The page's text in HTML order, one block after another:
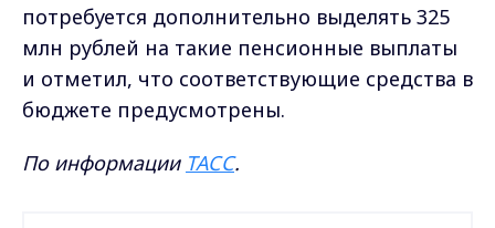
потребуется дополнительно выделять 325
млн рублей на такие пенсионные выплаты
и отметил, что соответствующие средства в
бюджете предусмотрены.
По информации ТАСС.